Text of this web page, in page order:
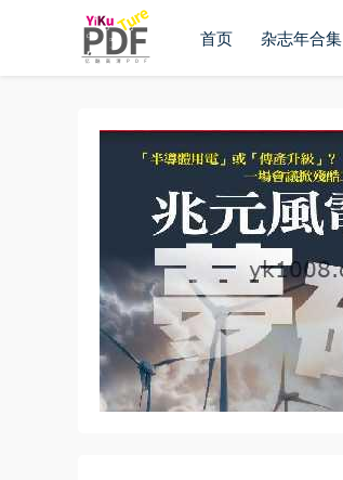
首页 杂志年合集